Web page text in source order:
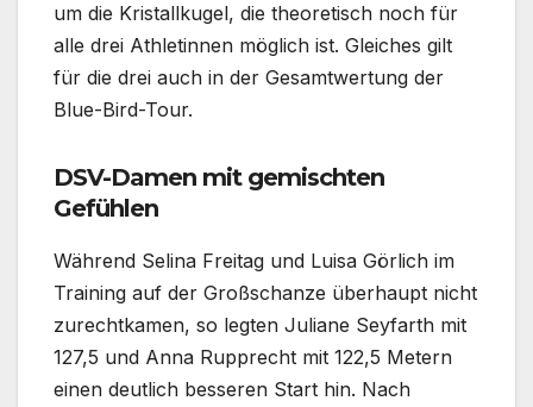
um die Kristallkugel, die theoretisch noch für
alle drei Athletinnen möglich ist. Gleiches gilt
für die drei auch in der Gesamtwertung der
Blue-Bird-Tour.
DSV-Damen mit gemischten
Gefühlen
Während Selina Freitag und Luisa Görlich im
Training auf der Großschanze überhaupt nicht
zurechtkamen, so legten Juliane Seyfarth mit
127,5 und Anna Rupprecht mit 122,5 Metern
einen deutlich besseren Start hin. Nach